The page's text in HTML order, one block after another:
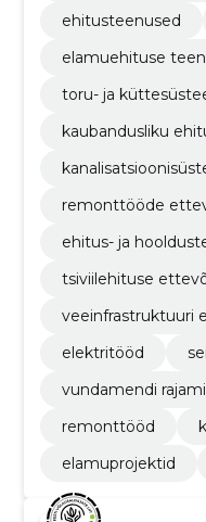
ehitusteenused
elamuehituse
toru- ja
kaubandusliku
remonttööde
ehitus- ja
tsiviilehituse
veeinfrastruktuuri
elektritööd
vundamendi
remonttööd
elamuprojektid